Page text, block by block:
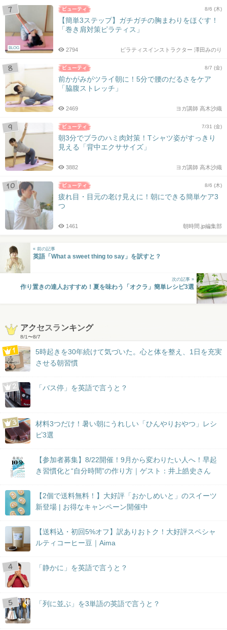
BLOG
8/6 (木)
【簡単3ステップ】ガチガチの胸まわりをほぐす！
「巻き肩対策ピラティス」
ピラティスインストラクター 澤田みのり
2794
8/7 (金)
前かがみがツライ朝に！5分で腰のだるさをケア
「脇腹ストレッチ」
ヨガ講師 高木沙織
2469
7/31 (金)
朝3分でブラのハミ肉対策！Tシャツ姿がすっきり
見える「背中エクササイズ」
ヨガ講師 高木沙織
3882
8/6 (木)
疲れ目・目元の老け見えに！朝にできる簡単ケア3
つ
朝時間.jp編集部
1461
« 前の記事
英語「What a sweet thing to say」を訳すと？
次の記事 »
作り置きの達人おすすめ！夏を味わう「オクラ」簡単レシピ3選
アクセスランキング
8/1〜8/7
5時起きを30年続けて気づいた。心と体を整え、1日を充実
させる朝習慣
「バス停」を英語で言うと？
材料3つだけ！暑い朝にうれしい「ひんやりおやつ」レシ
ピ3選
【参加者募集】8/22開催！9月から変わりたい人へ！早起
き習慣化と“自分時間”の作り方｜ゲスト：井上皓史さん
【2個で送料無料！】大好評「おかしめいと」のスイーツ
新登場 | お得なキャンペーン開催中
【送料込・初回5%オフ】訳ありおトク！大好評スペシャ
ルティコーヒー豆｜Aima
「静かに」を英語で言うと？
「列に並ぶ」を3単語の英語で言うと？